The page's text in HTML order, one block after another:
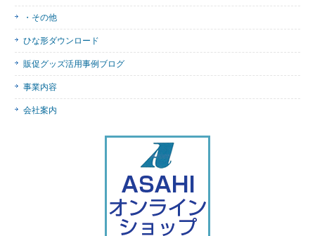
・その他
ひな形ダウンロード
販促グッズ活用事例ブログ
事業内容
会社案内